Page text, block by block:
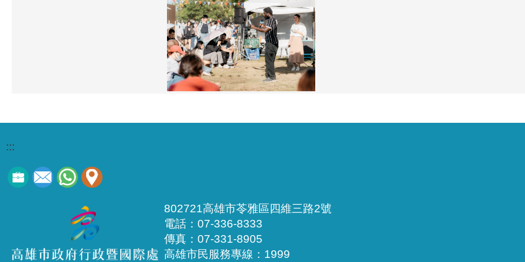
:::
802721高雄市苓雅區四維三路2號
電話：07-336-8333
傳真：07-331-8905
高雄市民服務專線：1999